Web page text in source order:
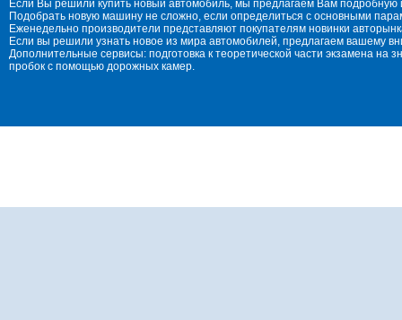
Если Вы решили купить новый автомобиль, мы предлагаем Вам
Подобрать новую машину не сложно, если определиться с основными
Еженедельно производители представляют покупателям новинки
Если вы решили узнать новое из мира автомобилей, предлагаем вашему
Дополнительные сервисы: подготовка к теоретической части экзамена
пробок с помощью дорожных камер.